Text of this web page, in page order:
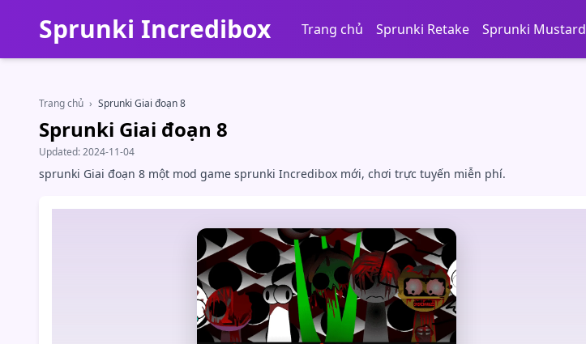
Sprunki Incredibox Trang chủ Sprunki Retake Sprunki Mustard
Trang chủ › Sprunki Giai đoạn 8
Sprunki Giai đoạn 8
Updated:2024-11-04
sprunki Giai đoạn 8 một mod game sprunki Incredibox mới, chơi trực tuyến miễn phí.